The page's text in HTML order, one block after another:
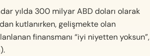
yılda 300 milyar ABD doları olarak
kutlanırken, gelişmekte olan
finansmanı “iyi niyetten yoksun”,